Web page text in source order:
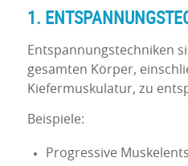
1.
Entspannungstechniken
gesamten Körper,
Kiefermuskulatur, zu
Beispiele:
Progressive